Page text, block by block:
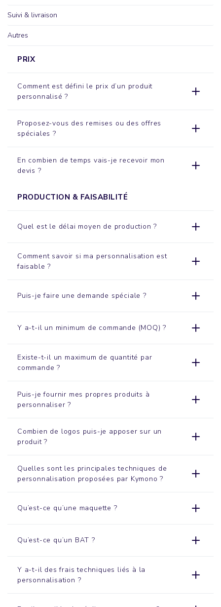
Suivi & livraison
Autres
PRIX
Comment est défini le prix d’un produit
personnalisé ?
Proposez-vous des remises ou des offres
spéciales ?
En combien de temps vais-je recevoir mon
devis ?
PRODUCTION & FAISABILITÉ
Quel est le délai moyen de production ?
Comment savoir si ma personnalisation est
faisable ?
Puis-je faire une demande spéciale ?
Y a-t-il un minimum de commande (MOQ) ?
Existe-t-il un maximum de quantité par
commande ?
Puis-je fournir mes propres produits à
personnaliser ?
Combien de logos puis-je apposer sur un
produit ?
Quelles sont les principales techniques de
personnalisation proposées par Kymono ?
Qu’est-ce qu’une maquette ?
Qu’est-ce qu’un BAT ?
Y a-t-il des frais techniques liés à la
personnalisation ?